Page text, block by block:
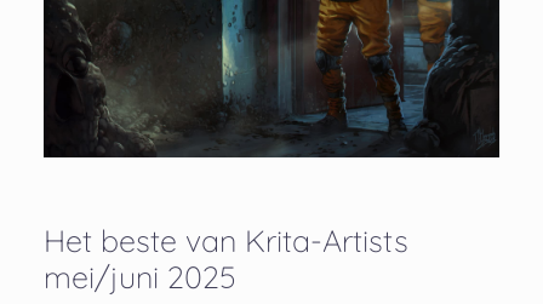
Het beste van Krita-Artists
mei/juni 2025